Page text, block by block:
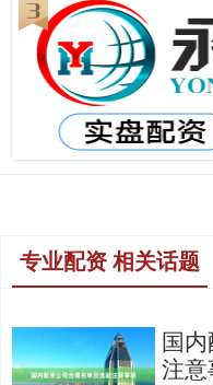
专业配资 相关话题
国
注